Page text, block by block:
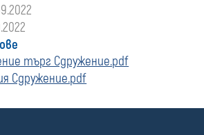
търг Сдружение.pdf
Сдружение.pdf